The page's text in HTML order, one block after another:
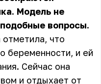
Модель не
вопросы.
что
беременности, и ей
Сейчас она
и отдыхает от